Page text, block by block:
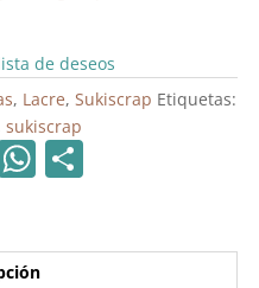
de deseos
, Lacre, Sukiscrap Etiquetas:
sukiscrap
W